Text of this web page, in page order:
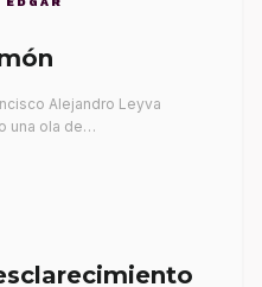
Alejandro Leyva
una ola de…